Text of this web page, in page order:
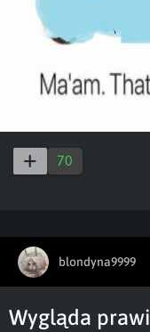
70
blondyna9999
Wygląda